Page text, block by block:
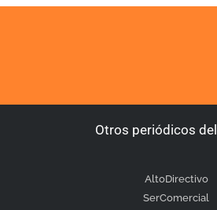
Otros periódicos
AltoDirectivo
SerComercial